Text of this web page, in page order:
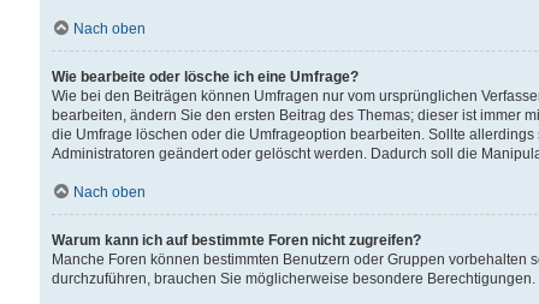
Nach oben
Wie bearbeite oder lösche ich eine Umfrage?
Wie bei den Beiträgen können Umfragen nur vom ursprünglichen
bearbeiten, ändern Sie den ersten Beitrag des Themas; dieser ist immer
die Umfrage löschen oder die Umfrageoption bearbeiten. Sollte
Administratoren geändert oder gelöscht werden. Dadurch soll die
Nach oben
Warum kann ich auf bestimmte Foren nicht zugreifen?
Manche Foren können bestimmten Benutzern oder Gruppen
durchzuführen, brauchen Sie möglicherweise besondere